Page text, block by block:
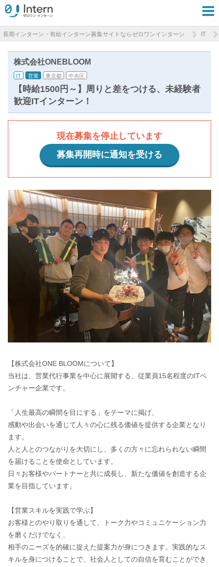
長期インターン・有給インターン募集サイトならゼロワンインターン IT
株式会社ONEBLOOM
IT 営業 東京都 中央区
【時給1500円～】周りと差をつける、未経験者
歓迎ITインターン！
現在募集を停止しています
募集再開時に通知を受ける
【株式会社ONE BLOOMについて】
当社は、営業代行事業を中心に展開する、従業員15名程度のITベ
ンチャー企業です。
「人生最高の瞬間を目にする」をテーマに掲げ、
感動や出会いを通じて人々の心に残る価値を提供する企業となり
ます。
人と人とのつながりを大切にし、多くの方々に忘れられない瞬間
を届けることを使命としています。
日々お客様やパートナーと共に成長し、新たな価値を創造する企
業を目指しています。
【営業スキルを実践で学ぶ】
お客様とのやり取りを通して、トーク力やコミュニケーション力
を磨くだけでなく、
相手のニーズを的確に捉えた提案力が身につきます。実践的なス
キルを身につけることで、社会人としての自信を育むことができ